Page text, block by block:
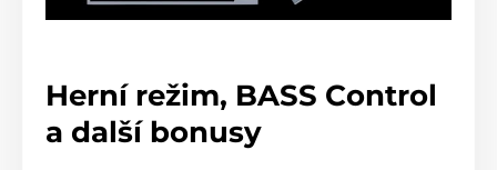
Herní režim, BASS Control
a další bonusy